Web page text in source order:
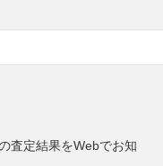
査定結果をWebでお知